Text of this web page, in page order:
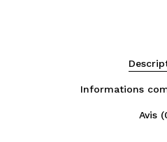
Informations
Avis